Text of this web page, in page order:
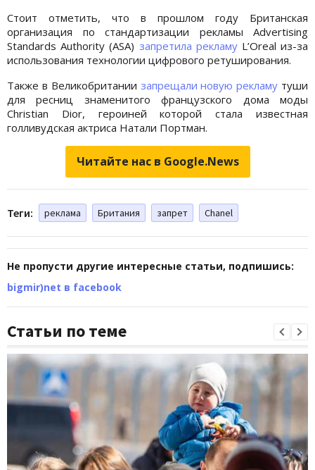
Стоит отметить, что в прошлом году Британская
организация по стандартизации рекламы Advertising
Standards Authority (ASA) запретила рекламуL’Oreal из-за
использования технологии цифрового ретуширования.
Также в Великобритании запрещали новую рекламу туши
для ресниц знаменитого французского дома моды
Christian Dior, героиней которой стала известная
голливудская актриса Натали Портман.
Читайте нас в Google.News
Теги: реклама Британия запрет Chanel
Не пропусти другие интересные статьи, подпишись:
bigmir)net в facebook
Статьи по теме